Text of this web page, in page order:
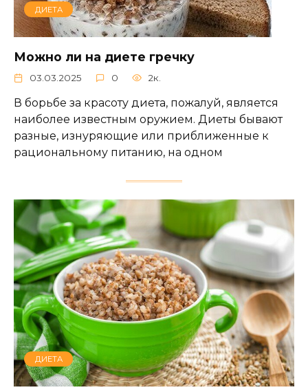
ДИЕТА
Можно ли на диете гречку
03.03.2025 0 2к.
В борьбе за красоту диета, пожалуй, является
наиболее известным оружием. Диеты бывают
разные, изнуряющие или приближенные к
рациональному питанию, на одном
ДИЕТА